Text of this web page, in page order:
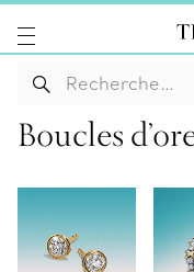
Boucles